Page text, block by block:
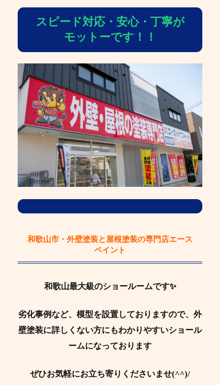
スピード対応・安心・丁寧が
モットーです！！
和歌山市・外壁塗装と屋根塗装の専門店エース
ペイント
和歌山最大級のショールームです✨
劣化事例など、模型を設置しておりますので、外
壁塗装に詳しくない方にもわかりやすいショール
ームになっております
ぜひお気軽にお立ち寄りくださいませ(^^)/